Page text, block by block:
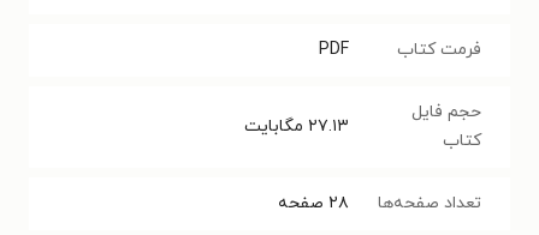
فرمت کتاب PDF
حجم فایل
کتاب
۲۷.۱۳ مگابایت
تعداد صفحه‌ها ۲۸ صفحه